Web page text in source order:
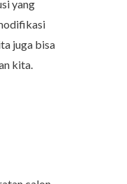
yang
juga bisa
kita.